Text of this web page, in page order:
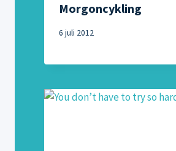
Morgoncykling
6 juli 2012